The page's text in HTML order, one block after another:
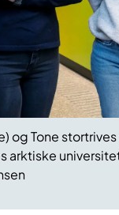
og Tone
arktiske